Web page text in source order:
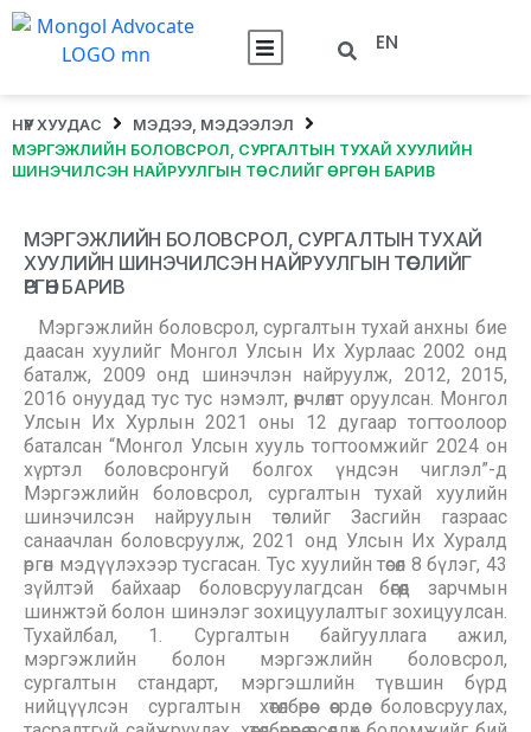
EN
НҮҮР ХУУДАС
МЭДЭЭ, МЭДЭЭЛЭЛ
МЭРГЭЖЛИЙН БОЛОВСРОЛ, СУРГАЛТЫН ТУХАЙ ХУУЛИЙН
ШИНЭЧИЛСЭН НАЙРУУЛГЫН ТӨСЛИЙГ ӨРГӨН БАРИВ
МЭРГЭЖЛИЙН БОЛОВСРОЛ, СУРГАЛТЫН ТУХАЙ
ХУУЛИЙН ШИНЭЧИЛСЭН НАЙРУУЛГЫН ТӨСЛИЙГ
ӨРГӨН БАРИВ
Мэргэжлийн боловсрол, сургалтын тухай анхны бие
даасан хуулийг Монгол Улсын Их Хурлаас 2002 онд
баталж, 2009 онд шинэчлэн найруулж, 2012, 2015,
2016 онуудад тус тус нэмэлт, өөрчлөлт оруулсан. Монгол
Улсын Их Хурлын 2021 оны 12 дугаар тогтоолоор
баталсан “Монгол Улсын хууль тогтоомжийг 2024 он
хүртэл боловсронгуй болгох үндсэн чиглэл”-д
Мэргэжлийн боловсрол, сургалтын тухай хуулийн
шинэчилсэн найруулын төслийг Засгийн газраас
санаачлан боловсруулж, 2021 онд Улсын Их Хуралд
өргөн мэдүүлэхээр тусгасан. Тус хуулийн төсөл 8 бүлэг, 43
зүйлтэй байхаар боловсруулагдсан бөгөөд зарчмын
шинжтэй болон шинэлэг зохицуулалтыг зохицуулсан.
Тухайлбал, 1. Сургалтын байгууллага ажил,
мэргэжлийн болон мэргэжлийн боловсрол,
сургалтын стандарт, мэргэшлийн түвшин бүрд
нийцүүлсэн сургалтын хөтөлбөрөө өөсрдөө боловсруулах,